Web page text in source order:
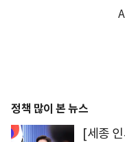
정책 많이 본 뉴스
[세종